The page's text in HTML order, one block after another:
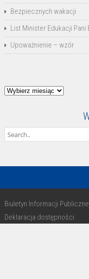
Bezpiecznych wakacji
List Minister Edukacji
Upoważnienie – wzór
Archiwum
Biuletyn Informacji
Deklaracja dostępności